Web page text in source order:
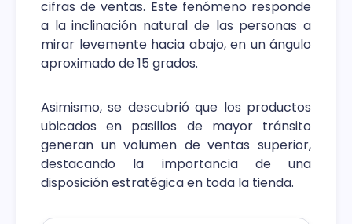
cifras de ventas. Este fenómeno responde
a la inclinación natural de las personas a
mirar levemente hacia abajo, en un ángulo
aproximado de 15 grados.
Asimismo, se descubrió que los productos
ubicados en pasillos de mayor tránsito
generan un volumen de ventas superior,
destacando la importancia de una
disposición estratégica en toda la tienda.